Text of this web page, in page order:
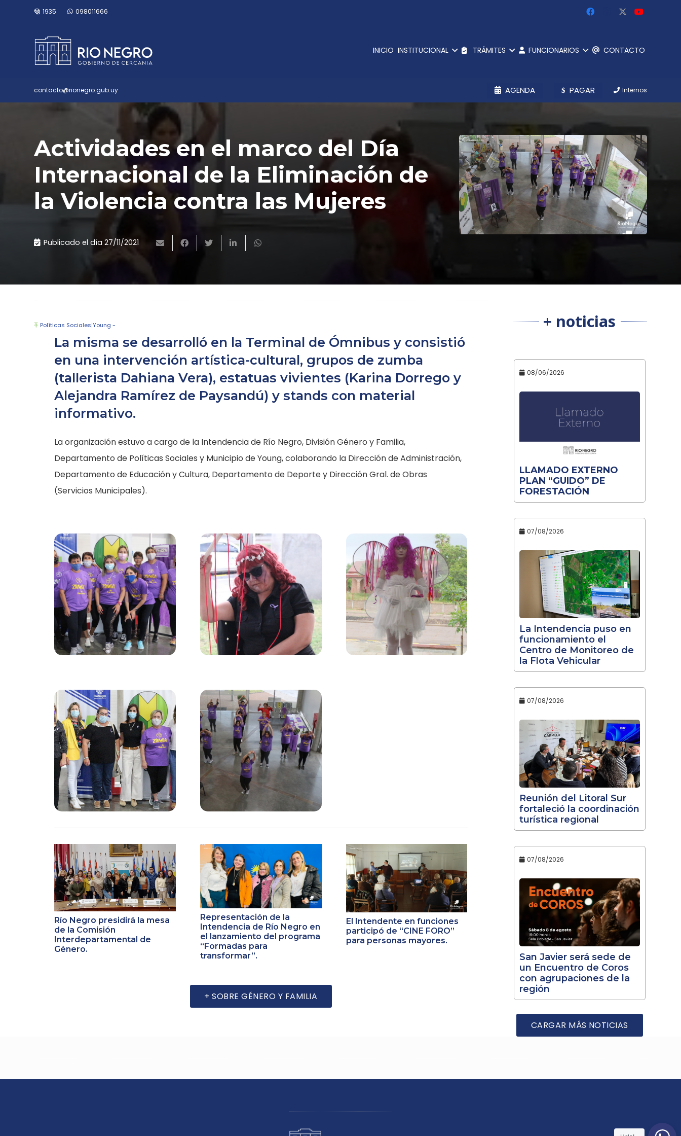
1935 098011666
INICIO INSTITUCIONAL TRÁMITES FUNCIONARIOS CONTACTO
contacto@rionegro.gub.uy AGENDA PAGAR Internos
Actividades en el marco del Día
Internacional de la Eliminación de
la Violencia contra las Mujeres
Publicado el día 27/11/2021
Políticas Sociales|Young -
La misma se desarrolló en la Terminal de Ómnibus y consistió
en una intervención artística-cultural, grupos de zumba
(tallerista Dahiana Vera), estatuas vivientes (Karina Dorrego y
Alejandra Ramírez de Paysandú) y stands con material
informativo.
La organización estuvo a cargo de la Intendencia de Río Negro, División Género y Familia,
Departamento de Políticas Sociales y Municipio de Young, colaborando la Dirección de Administración,
Departamento de Educación y Cultura, Departamento de Deporte y Dirección Gral. de Obras
(Servicios Municipales).
Río Negro presidirá la mesa
de la Comisión
Interdepartamental de
Género.
Representación de la
Intendencia de Río Negro en
el lanzamiento del programa
“Formadas para
transformar”.
El Intendente en funciones
participó de “CINE FORO”
para personas mayores.
+ SOBRE GÉNERO Y FAMILIA
+ noticias
08/06/2026
LLAMADO EXTERNO
PLAN “GUIDO” DE
FORESTACIÓN
07/08/2026
La Intendencia puso en
funcionamiento el
Centro de Monitoreo de
la Flota Vehicular
07/08/2026
Reunión del Litoral Sur
fortaleció la coordinación
turística regional
07/08/2026
San Javier será sede de
un Encuentro de Coros
con agrupaciones de la
región
CARGAR MÁS NOTICIAS